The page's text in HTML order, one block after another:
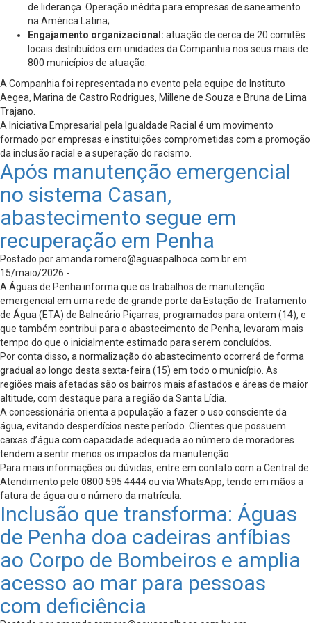
de liderança. Operação inédita para empresas de saneamento
na América Latina;
Engajamento organizacional: atuação de cerca de 20 comitês
locais distribuídos em unidades da Companhia nos seus mais de
800 municípios de atuação.
A Companhia foi representada no evento pela equipe do Instituto
Aegea, Marina de Castro Rodrigues, Millene de Souza e Bruna de Lima
Trajano.
A Iniciativa Empresarial pela Igualdade Racial é um movimento
formado por empresas e instituições comprometidas com a promoção
da inclusão racial e a superação do racismo.
Após manutenção emergencial
no sistema Casan,
abastecimento segue em
recuperação em Penha
Postado poramanda.romero@aguaspalhoca.com.brem
15/maio/2026 -
A Águas de Penha informa que os trabalhos de manutenção
emergencial em uma rede de grande porte da Estação de Tratamento
de Água (ETA) de Balneário Piçarras, programados para ontem (14), e
que também contribui para o abastecimento de Penha, levaram mais
tempo do que o inicialmente estimado para serem concluídos.
Por conta disso, a normalização do abastecimento ocorrerá de forma
gradual ao longo desta sexta-feira (15) em todo o município. As
regiões mais afetadas são os bairros mais afastados e áreas de maior
altitude, com destaque para a região da Santa Lídia.
A concessionária orienta a população a fazer o uso consciente da
água, evitando desperdícios neste período. Clientes que possuem
caixas d’água com capacidade adequada ao número de moradores
tendem a sentir menos os impactos da manutenção.
Para mais informações ou dúvidas, entre em contato com a Central de
Atendimento pelo 0800 595 4444 ou via WhatsApp, tendo em mãos a
fatura de água ou o número da matrícula.
Inclusão que transforma: Águas
de Penha doa cadeiras anfíbias
ao Corpo de Bombeiros e amplia
acesso ao mar para pessoas
com deficiência